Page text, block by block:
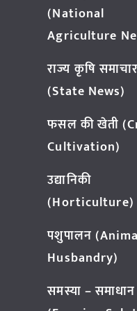
(National
Agriculture
राज्य कृषि समाचार
(State News)
फसल की खेती
Cultivation)
उद्यानिकी
(Horticulture)
पशुपालन
Husbandry)
समस्या – समाधान